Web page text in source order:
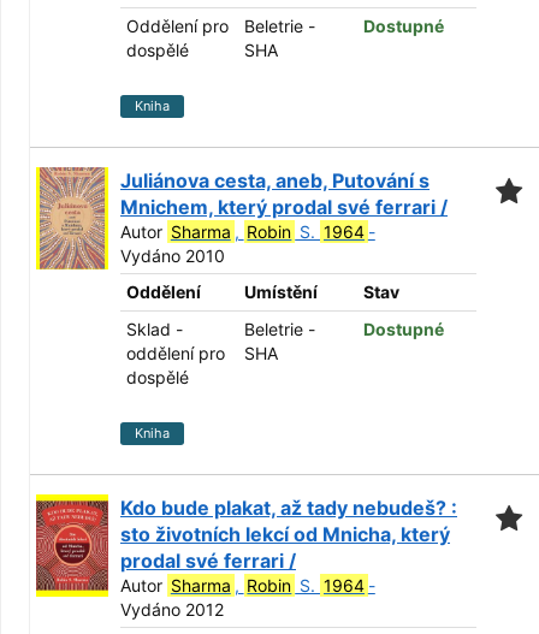
Oddělení pro
dospělé
Beletrie -
SHA
Dostupné
Kniha
Juliánova cesta, aneb, Putování s
Mnichem, který prodal své ferrari /
Autor Sharma , Robin S. 1964 -
Vydáno 2010
Oddělení
Umístění
Stav
Sklad -
oddělení pro
dospělé
Beletrie -
SHA
Dostupné
Kniha
Kdo bude plakat, až tady nebudeš? :
sto životních lekcí od Mnicha, který
prodal své ferrari /
Autor Sharma , Robin S. 1964 -
Vydáno 2012